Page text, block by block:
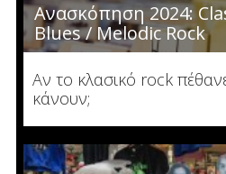
Ανασκόπηση 2024:
Blues / Melodic Rock
Αν το κλασικό rock
κάνουν;